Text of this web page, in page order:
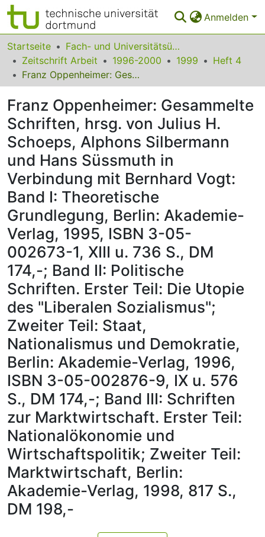
Anmelden
Bereiche & Sammlungen
Das gesamte Repositorium
FAQ
Leitlinien
Zurück zur Startseite
Startseite
Fach- und Universitätsübergreifendes
Zeitschrift Arbeit
1996-2000 1999
Heft 4
Franz Oppenheimer: Gesammelte Schriften, hrsg. von Julius H. Schoeps, Alphons Silbermann und Hans Süssmuth in Verbindung mit Bernhard Vogt: Band I: Theoretische Grundlegung, Berlin: Akademie-Verlag, 1995, ISBN 3-05-002673-1, XIII u. 736 S., DM 174,-; Band II: Politische Schriften. Erster Teil: Die Utopie des "Liberalen Sozialismus"; Zweiter Teil: Staat, Nationalismus und Demokratie, Berlin: Akademie-Verlag, 1996, ISBN 3-05-002876-9, IX u. 576 S., DM 174,-; Band III: Schriften zur Marktwirtschaft. Erster Teil: Nationalökonomie und Wirtschaftspolitik; Zweiter Teil: Marktwirtschaft, Berlin: Akademie-Verlag, 1998, 817 S., DM 198,-
Franz Oppenheimer: Gesammelte
Schriften, hrsg. von Julius H.
Schoeps, Alphons Silbermann
und Hans Süssmuth in
Verbindung mit Bernhard Vogt:
Band I: Theoretische
Grundlegung, Berlin: Akademie-
Verlag, 1995, ISBN 3-05-
002673-1, XIII u. 736 S., DM
174,-; Band II: Politische
Schriften. Erster Teil: Die Utopie
des "Liberalen Sozialismus";
Zweiter Teil: Staat,
Nationalismus und Demokratie,
Berlin: Akademie-Verlag, 1996,
ISBN 3-05-002876-9, IX u. 576
S., DM 174,-; Band III: Schriften
zur Marktwirtschaft. Erster Teil:
Nationalökonomie und
Wirtschaftspolitik; Zweiter Teil:
Marktwirtschaft, Berlin:
Akademie-Verlag, 1998, 817 S.,
DM 198,-